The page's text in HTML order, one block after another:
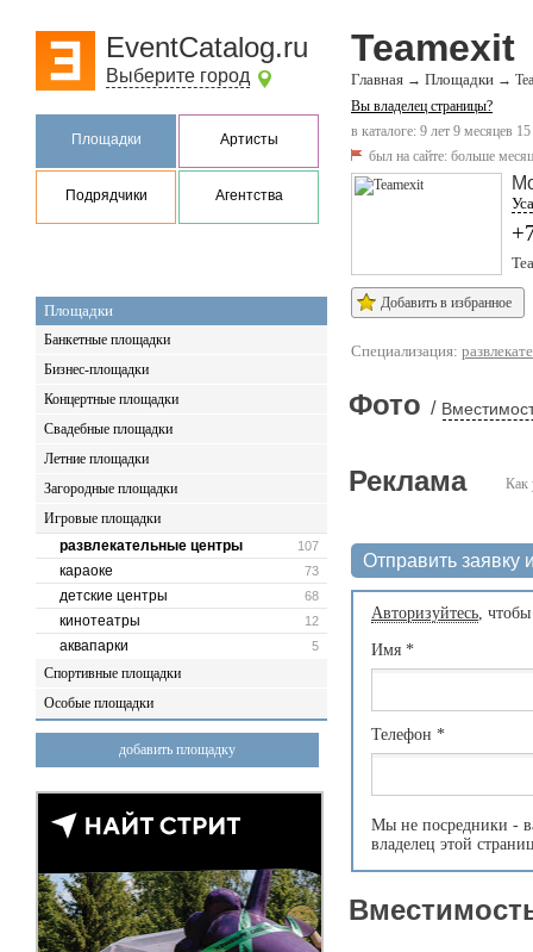
EventCatalog.ru
Выберите город
Площадки Артисты
Подрядчики Агентства
Площадки
Банкетные площадки
Бизнес-площадки
Концертные площадки
Свадебные площадки
Летние площадки
Загородные площадки
Игровые площадки
107
развлекательные центры
73
караоке
68
детские центры
12
кинотеатры
5
аквапарки
Спортивные площадки
Особые площадки
добавить площадку
Teamexit
Главная → Площадки →
Вы владелец страницы?
в каталоге: 9 лет 9 месяцев
был на сайте: больше
Добавить в избранное
Специализация:
Фото /
Как
Реклама
Отправить заявку
Авторизуйтесь,
Имя *
Телефон *
Мы не посредники -
владелец этой